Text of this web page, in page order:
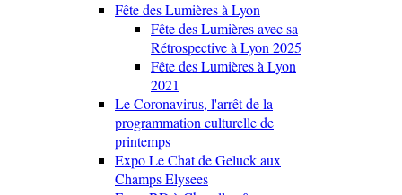
Fête des Lumières à Lyon
Fête des Lumières avec sa
Rétrospective à Lyon 2025
Fête des Lumières à Lyon
2021
Le Coronavirus, l'arrêt de la
programmation culturelle de
printemps
Expo Le Chat de Geluck aux
Champs Elysees